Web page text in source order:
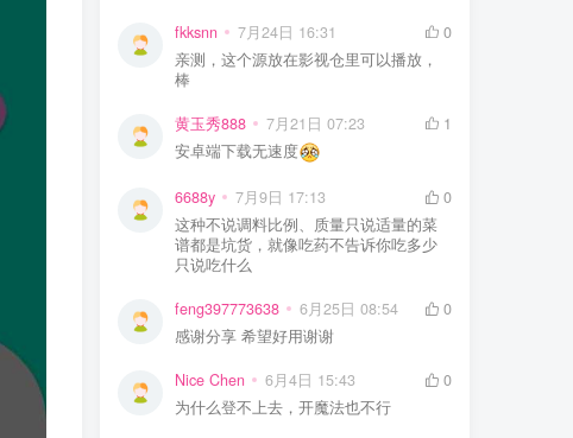
fkksnn 7月24日 16:31
0
亲测，这个源放在影视仓里可以播放，
棒
黄玉秀888 7月21日 07:23
1
安卓端下载无速度
6688y 7月9日 17:13
0
这种不说调料比例、质量只说适量的菜
谱都是坑货，就像吃药不告诉你吃多少
只说吃什么
feng397773638 6月25日 08:54
0
感谢分享 希望好用谢谢
Nice Chen 6月4日 15:43
0
为什么登不上去，开魔法也不行